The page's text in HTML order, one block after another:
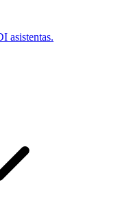
asistentas.